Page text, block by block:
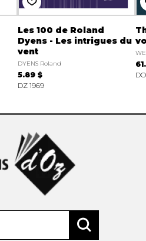
Les 100 de Roland
Dyens - Les intrigues du
vent
DYENS Roland
5.89 $
DZ 1969